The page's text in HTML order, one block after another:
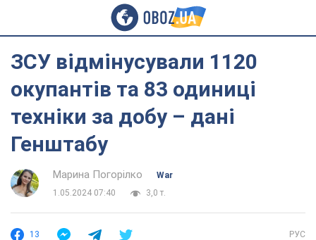
ЗСУ відмінусували 1120
окупантів та 83 одиниці
техніки за добу – дані
Генштабу
Марина Погорілко
War
1.05.2024 07:40
3,0 т.
13 РУС